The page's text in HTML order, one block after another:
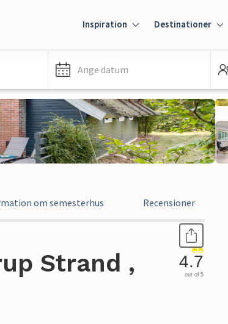
Inspiration Destinationer
Ange datum
om semesterhus Recensioner
Strand ,
4.7
out of 5